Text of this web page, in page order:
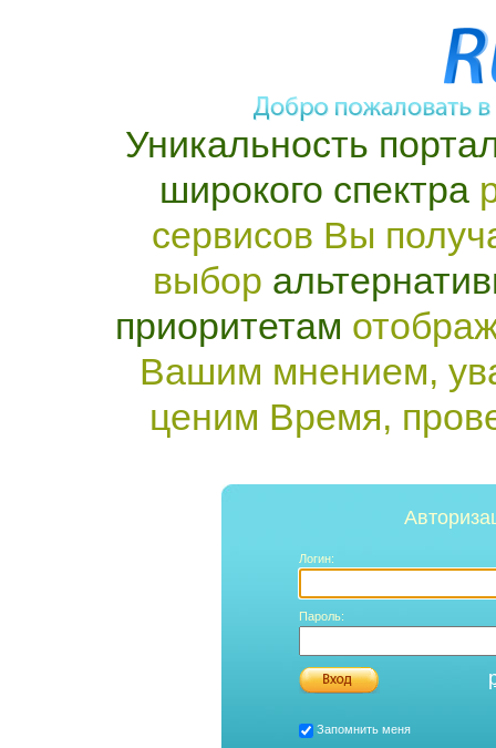
Уникальность
широкого спектра
сервисов Вы
выбор
приоритетам
Вашим мнением,
ценим Время,
Логин:
Пароль:
Запомнить меня